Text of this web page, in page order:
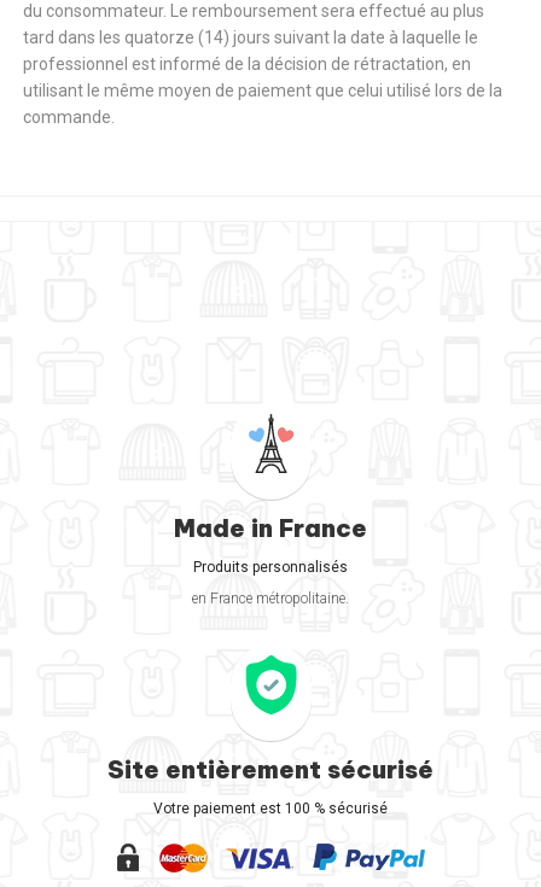
du consommateur. Le remboursement sera effectué au plus
tard dans les quatorze (14) jours suivant la date à laquelle le
professionnel est informé de la décision de rétractation, en
utilisant le même moyen de paiement que celui utilisé lors de la
commande.
Made in France
Produits personnalisés
en France métropolitaine.
Site entièrement sécurisé
Votre paiement est 100 % sécurisé